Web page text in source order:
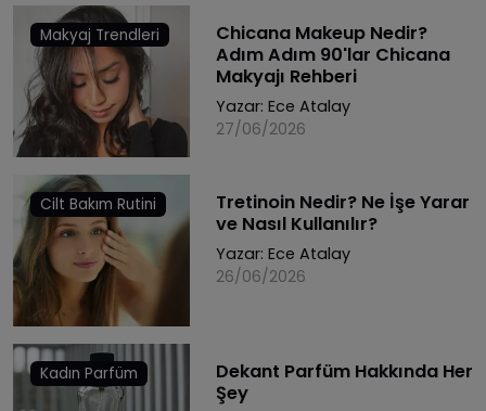
Makyaj Trendleri
Chicana Makeup Nedir?
Adım Adım 90'lar Chicana
Makyajı Rehberi
Yazar: Ece Atalay
27/06/2026
Cilt Bakım Rutini
Tretinoin Nedir? Ne İşe Yarar
ve Nasıl Kullanılır?
Yazar: Ece Atalay
26/06/2026
Kadın Parfüm
Dekant Parfüm Hakkında Her
Şey